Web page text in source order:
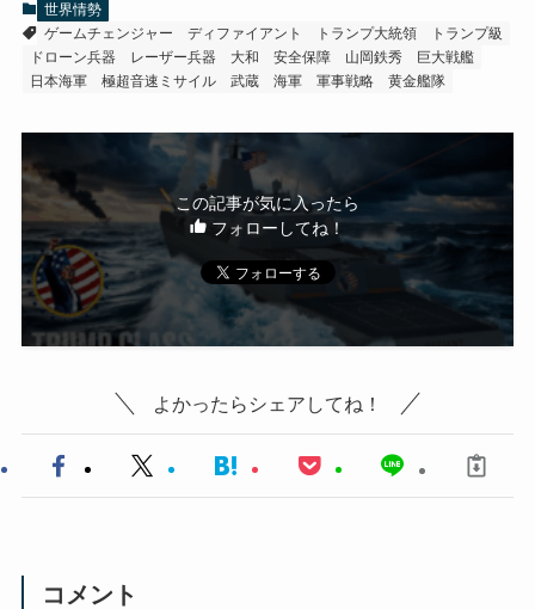
世界情勢
ゲームチェンジャー
ディファイアント トランプ大統領
トランプ級
ドローン兵器
レーザー兵器 大和 安全保障 山岡鉄秀
巨大戦艦
日本海軍
極超音速ミサイル 武蔵 海軍 軍事戦略 黄金艦隊
この記事が気に入ったら
フォローしてね！
よかったらシェアしてね！
コメント